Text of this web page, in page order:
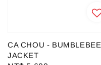
CA CHOU - BUMBLEBEE
JACKET